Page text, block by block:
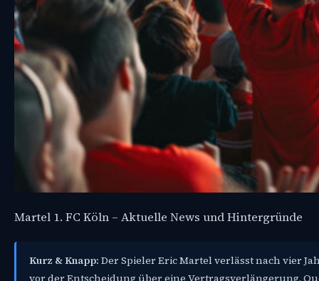
Martel 1. FC Köln – Aktuelle News und Hintergründe
Kurz & Knapp: Der Spieler Eric Martel verlässt nach vier